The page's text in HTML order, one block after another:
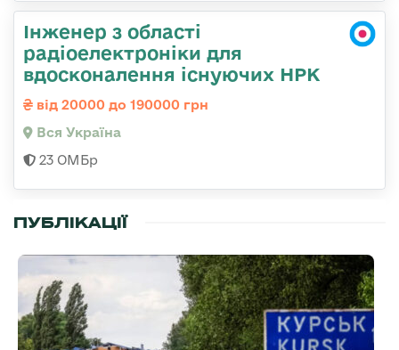
Інженер з області
радіоелектроніки для
вдосконалення існуючих НРК
від 20000 до 190000 грн
Вся Україна
23 ОМБр
ПУБЛІКАЦІЇ